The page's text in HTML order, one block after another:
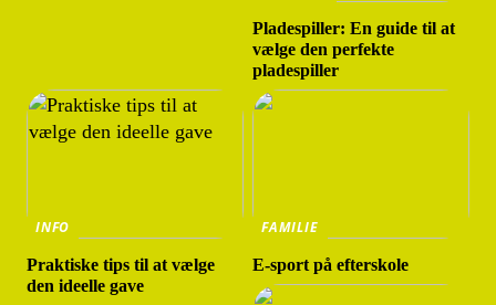
Pladespiller: En guide til at
vælge den perfekte
pladespiller
INFO
Praktiske tips til at vælge
den ideelle gave
FAMILIE
E-sport på efterskole